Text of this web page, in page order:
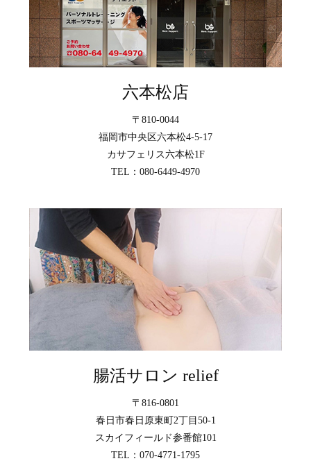
六本松店
〒810-0044
福岡市中央区六本松4-5-17
カサフェリス六本松1F
TEL：080-6449-4970
腸活サロン relief
〒816-0801
春日市春日原東町2丁目50-1
スカイフィールド参番館101
TEL：070-4771-1795